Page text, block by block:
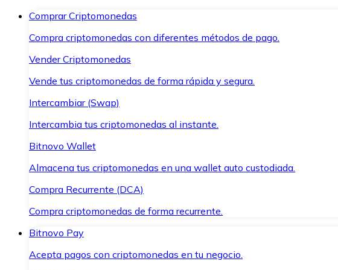
Comprar Criptomonedas
Compra criptomonedas con diferentes métodos de pago.
Vender Criptomonedas
Vende tus criptomonedas de forma rápida y segura.
Intercambiar (Swap)
Intercambia tus criptomonedas al instante.
Bitnovo Wallet
Almacena tus criptomonedas en una wallet auto custodiada.
Compra Recurrente (DCA)
Compra criptomonedas de forma recurrente.
Bitnovo Pay
Acepta pagos con criptomonedas en tu negocio.